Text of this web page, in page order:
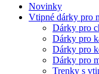
Novinky
Vtipné dárky pro
Dárky pro
Dárky pro
Dárky pro
Dárky pro
Trenky s